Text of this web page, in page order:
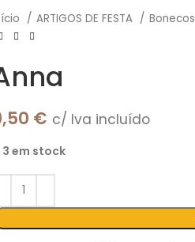
ARTIGOS DE FESTA Bonecos
€ c/ Iva incluído
3 em stock